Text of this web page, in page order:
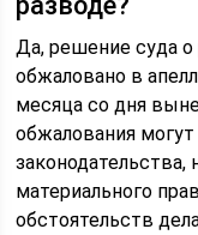
Да, решение суда
обжаловано в
месяца со дня
обжалования
материального
обстоятельств